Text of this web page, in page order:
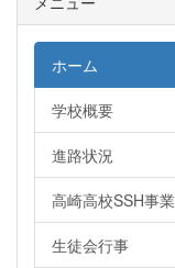
ホーム
学校概要
進路状況
高崎高校SSH事業
生徒会行事